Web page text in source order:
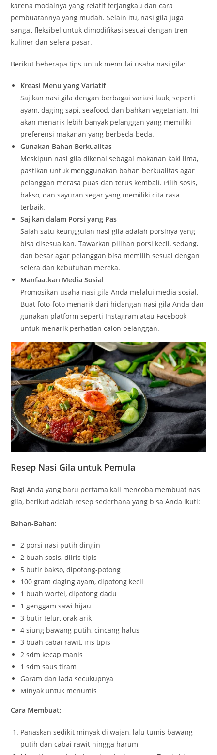
karena modalnya yang relatif terjangkau dan cara
pembuatannya yang mudah. Selain itu, nasi gila juga
sangat fleksibel untuk dimodifikasi sesuai dengan tren
kuliner dan selera pasar.
Berikut beberapa tips untuk memulai usaha nasi gila:
Kreasi Menu yang Variatif
Sajikan nasi gila dengan berbagai variasi lauk, seperti
ayam, daging sapi, seafood, dan bahkan vegetarian. Ini
akan menarik lebih banyak pelanggan yang memiliki
preferensi makanan yang berbeda-beda.
Gunakan Bahan Berkualitas
Meskipun nasi gila dikenal sebagai makanan kaki lima,
pastikan untuk menggunakan bahan berkualitas agar
pelanggan merasa puas dan terus kembali. Pilih sosis,
bakso, dan sayuran segar yang memiliki cita rasa
terbaik.
Sajikan dalam Porsi yang Pas
Salah satu keunggulan nasi gila adalah porsinya yang
bisa disesuaikan. Tawarkan pilihan porsi kecil, sedang,
dan besar agar pelanggan bisa memilih sesuai dengan
selera dan kebutuhan mereka.
Manfaatkan Media Sosial
Promosikan usaha nasi gila Anda melalui media sosial.
Buat foto-foto menarik dari hidangan nasi gila Anda dan
gunakan platform seperti Instagram atau Facebook
untuk menarik perhatian calon pelanggan.
Resep Nasi Gila untuk Pemula
Bagi Anda yang baru pertama kali mencoba membuat nasi
gila, berikut adalah resep sederhana yang bisa Anda ikuti:
Bahan-Bahan:
2 porsi nasi putih dingin
2 buah sosis, diiris tipis
5 butir bakso, dipotong-potong
100 gram daging ayam, dipotong kecil
1 buah wortel, dipotong dadu
1 genggam sawi hijau
3 butir telur, orak-arik
4 siung bawang putih, cincang halus
3 buah cabai rawit, iris tipis
2 sdm kecap manis
1 sdm saus tiram
Garam dan lada secukupnya
Minyak untuk menumis
Cara Membuat:
Panaskan sedikit minyak di wajan, lalu tumis bawang
putih dan cabai rawit hingga harum.